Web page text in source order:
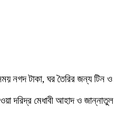
নগদ টাকা, ঘর তৈরির জন্য টিন
দরিদ্র মেধাবী আহাদ ও